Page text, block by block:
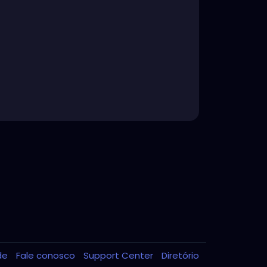
Fale conosco Support Center Diretório